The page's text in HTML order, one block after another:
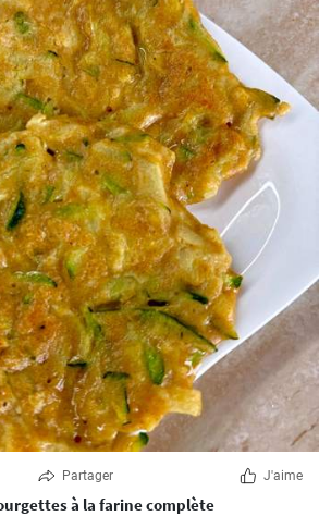
Partager J'aime
à la farine complète